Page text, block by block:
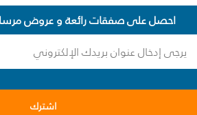
احصل على صفقات رائعة و عروض
اشترك